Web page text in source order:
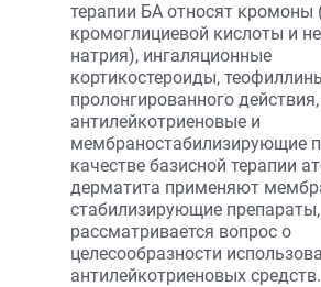
терапии БА относят кромоны
кромоглициевой кислоты и
натрия), ингаляционные
кортикостероиды,
пролонгированного действия,
антилейкотриеновые и
мембраностабилизирующие
качестве базисной терапии
дерматита применяют
стабилизирующие препараты,
рассматривается вопрос о
целесообразности
антилейкотриеновых средств.